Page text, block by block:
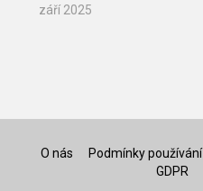
září 2025
O nás Podmínky používání
GDPR